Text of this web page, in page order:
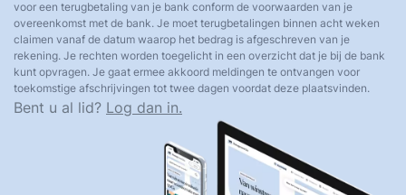
voor een terugbetaling van je bank conform de voorwaarden van je
overeenkomst met de bank. Je moet terugbetalingen binnen acht weken
claimen vanaf de datum waarop het bedrag is afgeschreven van je
rekening. Je rechten worden toegelicht in een overzicht dat je bij de bank
kunt opvragen. Je gaat ermee akkoord meldingen te ontvangen voor
toekomstige afschrijvingen tot twee dagen voordat deze plaatsvinden.
Bent u al lid? Log dan in.